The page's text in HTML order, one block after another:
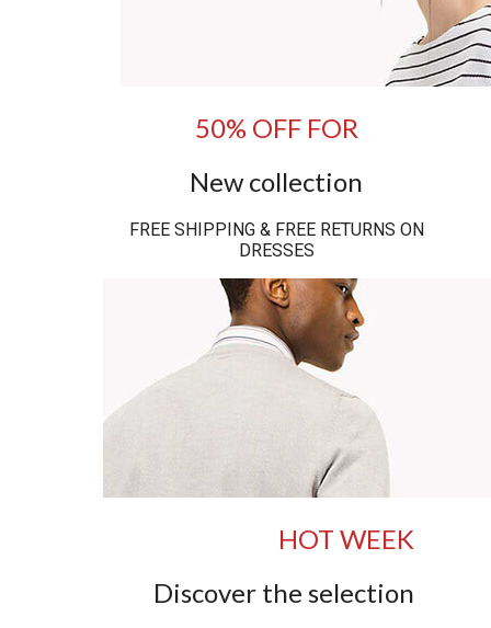
50% OFF FOR
New collection
FREE SHIPPING & FREE RETURNS ON
DRESSES
HOT WEEK
Discover the selection